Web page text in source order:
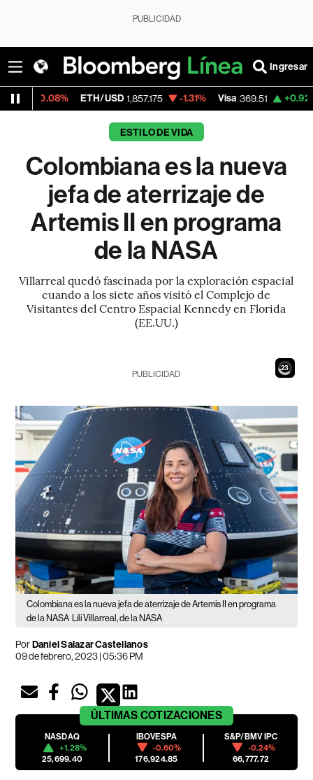
PUBLICIDAD
Ingresar
ETH/USD 1,857.175 -1.31% Visa 369.51 +0.92%
ESTILO DE VIDA
Colombiana es la nueva
jefa de aterrizaje de
Artemis II en programa
de la NASA
Villarreal quedó fascinada por la exploración espacial
cuando a los siete años visitó el Complejo de
Visitantes del Centro Espacial Kennedy en Florida
(EE.UU.)
21
PUBLICIDAD
Colombiana es la nueva jefa de aterrizaje de Artemis II en programa
de la NASA
Lili Villarreal, de la NASA
PorDaniel Salazar Castellanos
09 de febrero, 2023 | 05:36 PM
ÚLTIMAS COTIZACIONES
NASDAQ
+1.28%
25,699.40
IBOVESPA
-0.60%
176,924.85
S&P/BMV IPC
-0.24%
66,777.72